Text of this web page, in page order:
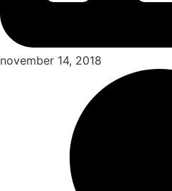
november 14, 2018